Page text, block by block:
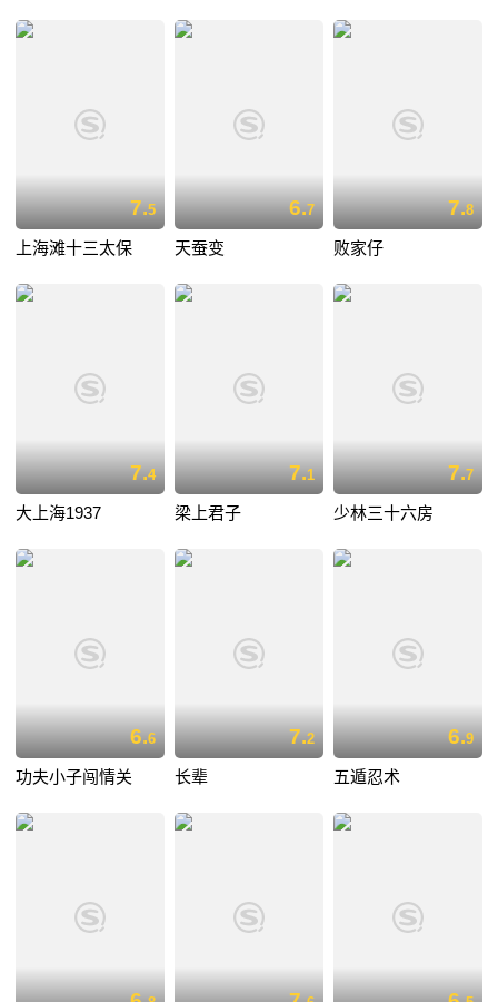
7.5
上海滩十三太保
6.7
天蚕变
7.8
败家仔
7.4
大上海1937
7.1
梁上君子
7.7
少林三十六房
6.6
功夫小子闯情关
7.2
长辈
6.9
五遁忍术